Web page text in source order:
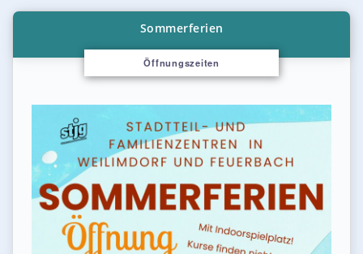
Sommerferien
Öffnungszeiten